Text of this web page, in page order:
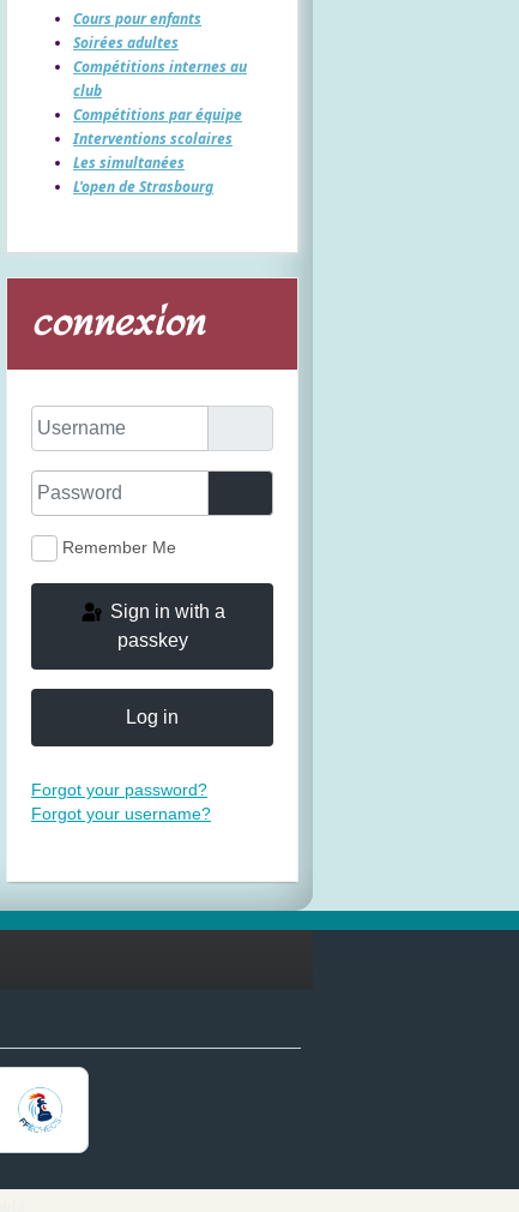
Cours pour enfants
Soirées adultes
Compétitions internes au
club
Compétitions par équipe
Interventions scolaires
Les simultanées
L'open de Strasbourg
connexion
Username
Password
Remember Me
passkey
Log in
Forgot your password?
Forgot your username?